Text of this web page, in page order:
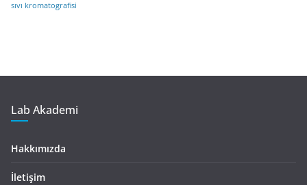
sıvı kromatografisi
Lab Akademi
Hakkımızda
İletişim